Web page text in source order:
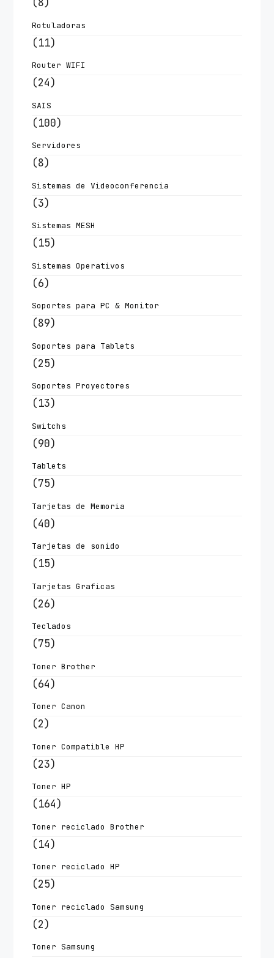
Rotuladoras
(11)
Router WIFI
(24)
SAIS
(100)
Servidores
(8)
Sistemas de Videoconferencia
(3)
Sistemas MESH
(15)
Sistemas Operativos
(6)
Soportes para PC & Monitor
(89)
Soportes para Tablets
(25)
Soportes Proyectores
(13)
Switchs
(90)
Tablets
(75)
Tarjetas de Memoria
(40)
Tarjetas de sonido
(15)
Tarjetas Graficas
(26)
Teclados
(75)
Toner Brother
(64)
Toner Canon
(2)
Toner Compatible HP
(23)
Toner HP
(164)
Toner reciclado Brother
(14)
Toner reciclado HP
(25)
Toner reciclado Samsung
(2)
Toner Samsung